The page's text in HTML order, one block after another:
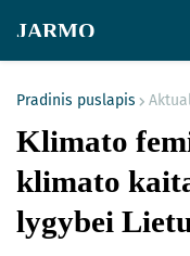
JARMO
Pradinis puslapis
Klimato
klimato
lygybei